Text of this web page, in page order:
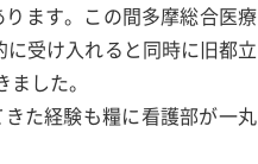
ます。この間多摩総合医療
受け入れると同時に旧都立
した。
た経験も糧に看護部が一丸